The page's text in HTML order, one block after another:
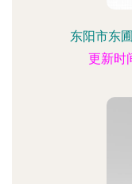
东阳市东
更新时